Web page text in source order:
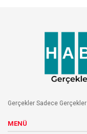
Gerçekler Sadece Gerçekler
MENÜ